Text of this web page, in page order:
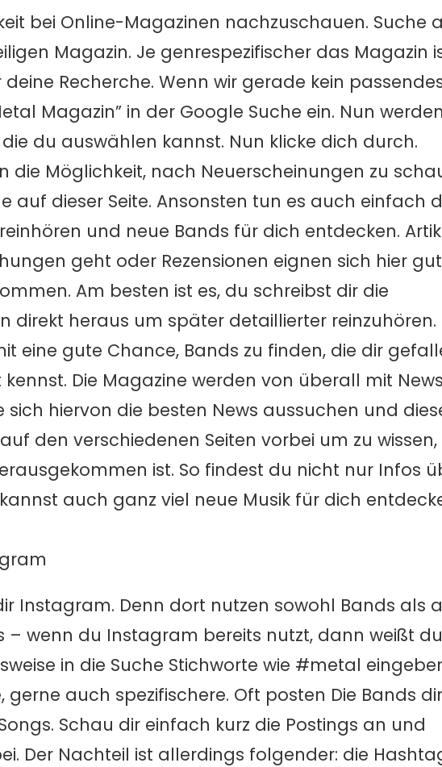
bei Online-Magazinen nachzuschauen. Suche
Magazin. Je genrespezifischer das Magazin
Recherche. Wenn wir gerade kein
Magazin” in der Google Suche ein. Nun
du auswählen kannst. Nun klicke dich durch.
die Möglichkeit, nach Neuerscheinungen zu
auf dieser Seite. Ansonsten tun es auch einfach
und neue Bands für dich entdecken.
geht oder Rezensionen eignen sich hier
Am besten ist es, du schreibst dir die
direkt heraus um später detaillierter reinzuhören.
eine gute Chance, Bands zu finden, die dir
Die Magazine werden von überall mit News
sich hiervon die besten News aussuchen und
den verschiedenen Seiten vorbei um zu wissen,
ist. So findest du nicht nur Infos
auch ganz viel neue Musik für dich
Instagram. Denn dort nutzen sowohl Bands als
– wenn du Instagram bereits nutzt, dann weißt
in die Suche Stichworte wie #metal
auch spezifischere. Oft posten Die Bands
Schau dir einfach kurz die Postings an und
Der Nachteil ist allerdings folgender: die